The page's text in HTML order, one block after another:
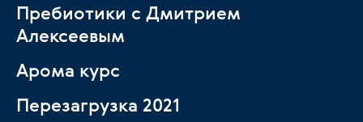
Пребиотики с Дмитрием
Алексеевым
Арома курс
Перезагрузка 2021